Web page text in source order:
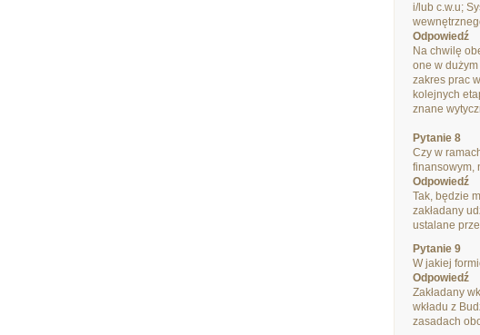
i/lub c.w.u;
Odpowiedź
Na chwilę
one w
zakres prac
kolejnych
znane
Pytanie 8
Czy w
finansowym,
Odpowiedź
Tak, będzie
zakładany
ustalane
Pytanie 9
W jakiej
Odpowiedź
Zakładany
wkładu z
zasadach